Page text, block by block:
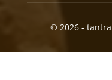
© 2026 -